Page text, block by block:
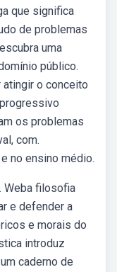
que significa
de problemas
uma
público.
atingir o conceito
os problemas
com.
no ensino médio.
Weba filosofia
e defender a
e morais do
introduz
caderno de